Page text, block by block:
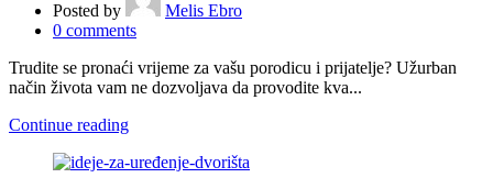
Posted by
Melis Ebro
0 comments
Trudite se pronaći vrijeme za vašu porodicu i prijatelje? Užurban
način života vam ne dozvoljava da provodite kva...
Continue reading